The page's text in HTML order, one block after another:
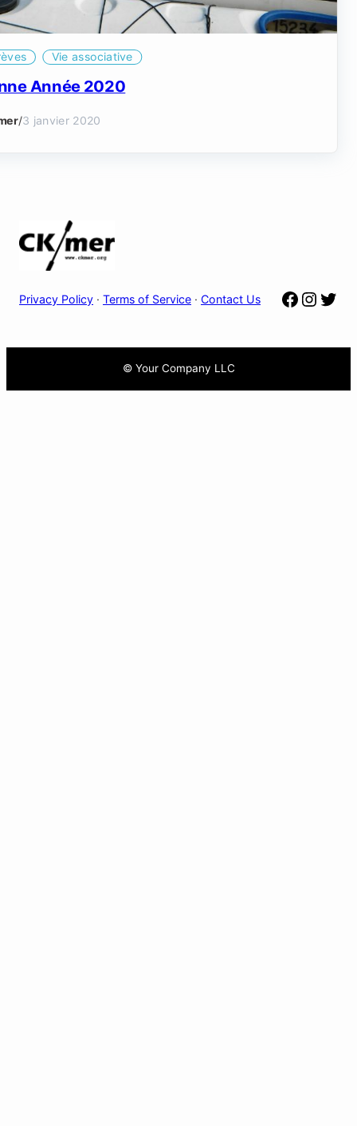
Vie associative
Année 2020
/3 janvier 2020
Privacy Policy · Terms of Service · Contact Us
© Your Company LLC